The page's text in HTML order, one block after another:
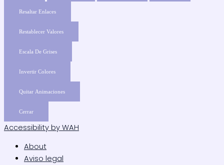
Resaltar Enlaces
Restablecer Valores
Escala De Grises
Invertir Colores
Quitar Animaciones
Cerrar
Accessibility by WAH
About
Aviso legal